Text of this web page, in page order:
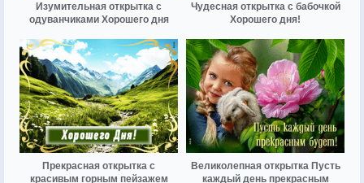
Изумительная открытка с
одуванчиками Хорошего дня
Чудесная открытка с бабочкой
Хорошего дня!
Прекрасная открытка с
красивым горным пейзажем
Великолепная открытка Пусть
каждый день прекрасным